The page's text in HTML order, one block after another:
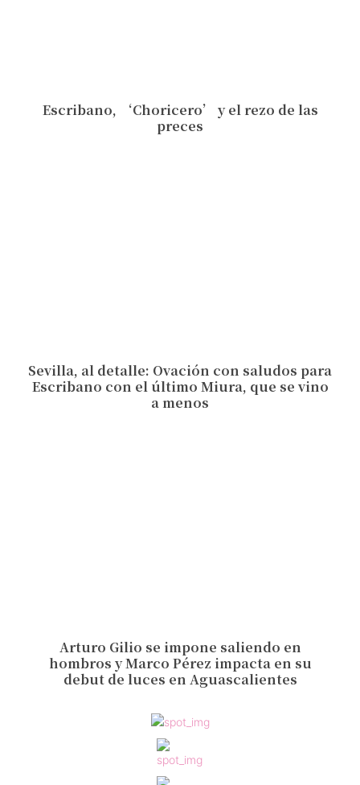
Escribano, ‘Choricero’ y el rezo de las
preces
Sevilla, al detalle: Ovación con saludos para
Escribano con el último Miura, que se vino
a menos
Arturo Gilio se impone saliendo en
hombros y Marco Pérez impacta en su
debut de luces en Aguascalientes